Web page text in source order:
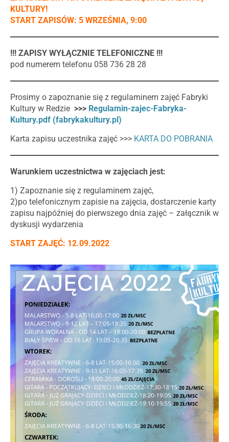
KULTURY!
START ZAPISÓW: 5 WRZEŚNIA, 9:00
!!! ZAPISY WYŁĄCZNIE TELEFONICZNE !!!
pod numerem telefonu 058 736 28 28
Prosimy o zapoznanie się z regulaminem zajęć Fabryki
Kultury w Redzie >>> Regulamin-zajec-Fabryka-
Kultury.pdf (fabrykakultury.pl)
Karta zapisu uczestnika zajęć >>> KARTA DO POBRANIA
Warunkiem uczestnictwa w zajęciach jest:
1) Zapoznanie się z regulaminem zajęć,
2)po telefonicznym zapisie na zajęcia, dostarczenie karty
zapisu najpóźniej do pierwszego dnia zajęć – załącznik w
dyskusji wydarzenia
START ZAJĘĆ: 12.09.2022